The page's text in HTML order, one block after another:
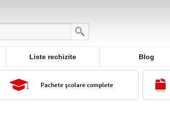
Liste rechizite Blog
Pachete școlare complete